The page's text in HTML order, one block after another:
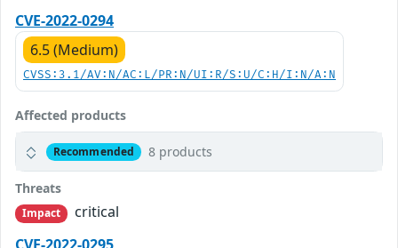
CVE-2022-0294
6.5 (Medium)
CVSS:3.1/AV:N/AC:L/PR:N/UI:R/S:U/C:H/I:N/A:N
Affected products
Recommended 8 products
Threats
Impact
critical
CVE-2022-0295